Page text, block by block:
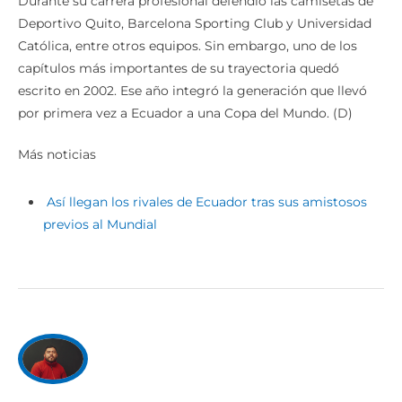
Deportivo Quito, Barcelona Sporting Club y Universidad
Católica, entre otros equipos. Sin embargo, uno de los
capítulos más importantes de su trayectoria quedó
escrito en 2002. Ese año integró la generación que llevó
por primera vez a Ecuador a una Copa del Mundo. (D)
Más noticias
Así llegan los rivales de Ecuador tras sus amistosos
previos al Mundial